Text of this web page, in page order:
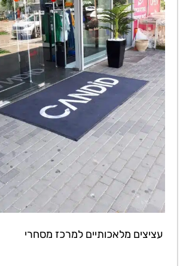
עציצים מלאכותיים למרכז מסחרי